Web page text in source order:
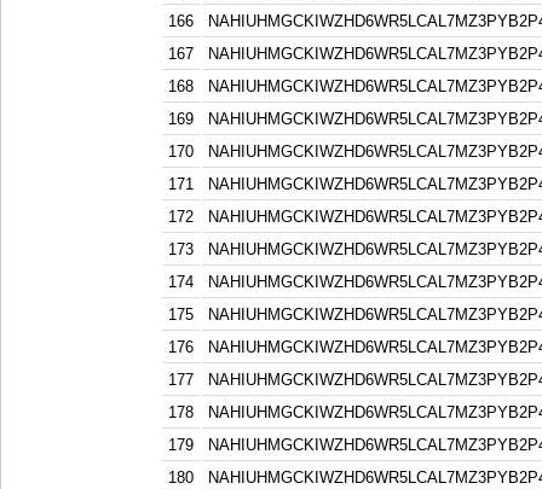
166
167
168
169
170
171
172
173
174
175
176
177
178
179
180